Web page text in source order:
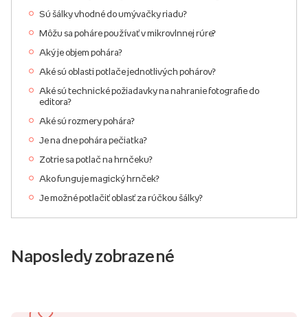
Sú šálky vhodné do umývačky riadu?
Môžu sa poháre používať v mikrovlnnej rúre?
Aký je objem pohára?
Aké sú oblasti potlače jednotlivých pohárov?
Aké sú technické požiadavky na nahranie fotografie do
editora?
Aké sú rozmery pohára?
Je na dne pohára pečiatka?
Zotrie sa potlač na hrnčeku?
Ako funguje magický hrnček?
Je možné potlačiť oblasť za rúčkou šálky?
Naposledy zobrazené